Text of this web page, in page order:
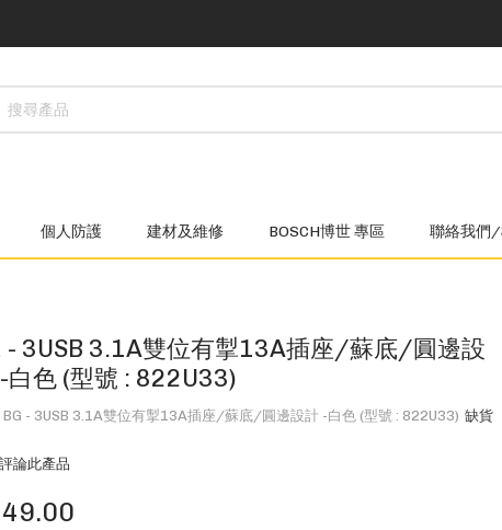
個人防護 建材及維修 BOSCH博世 專區 聯絡我們
- 3USB 3.1A雙位有掣13A插座/蘇底/圓邊設
白色 (型號 : 822U33)
缺貨
BG - 3USB 3.1A雙位有掣13A插座/蘇底/圓邊設計 -白色 (型號 : 822U33)
論此產品